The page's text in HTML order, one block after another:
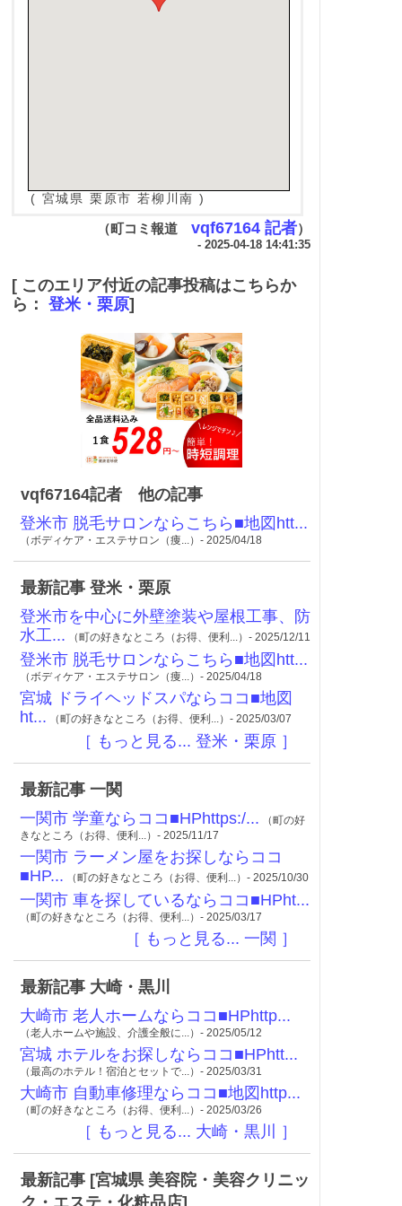
( 宮城県 栗原市 若柳川南 )
（町コミ報道 vqf67164 記者）
- 2025-04-18 14:41:35
[ このエリア付近の記事投稿はこちらか
ら： 登米・栗原]
vqf67164記者 他の記事
登米市 脱毛サロンならこちら■地図htt...
（ボディケア・エステサロン（痩...）- 2025/04/18
最新記事 登米・栗原
登米市を中心に外壁塗装や屋根工事、防
水工... （町の好きなところ（お得、便利...）- 2025/12/11
登米市 脱毛サロンならこちら■地図htt...
（ボディケア・エステサロン（痩...）- 2025/04/18
宮城 ドライヘッドスパならココ■地図
ht... （町の好きなところ（お得、便利...）- 2025/03/07
［ もっと見る... 登米・栗原 ］
最新記事 一関
一関市 学童ならココ■HPhttps:/... （町の好
きなところ（お得、便利...）- 2025/11/17
一関市 ラーメン屋をお探しならココ
■HP... （町の好きなところ（お得、便利...）- 2025/10/30
一関市 車を探しているならココ■HPht...
（町の好きなところ（お得、便利...）- 2025/03/17
［ もっと見る... 一関 ］
最新記事 大崎・黒川
大崎市 老人ホームならココ■HPhttp...
（老人ホームや施設、介護全般に...）- 2025/05/12
宮城 ホテルをお探しならココ■HPhtt...
（最高のホテル！宿泊とセットで...）- 2025/03/31
大崎市 自動車修理ならココ■地図http...
（町の好きなところ（お得、便利...）- 2025/03/26
［ もっと見る... 大崎・黒川 ］
最新記事 [宮城県 美容院・美容クリニッ
ク・エステ・化粧品店]